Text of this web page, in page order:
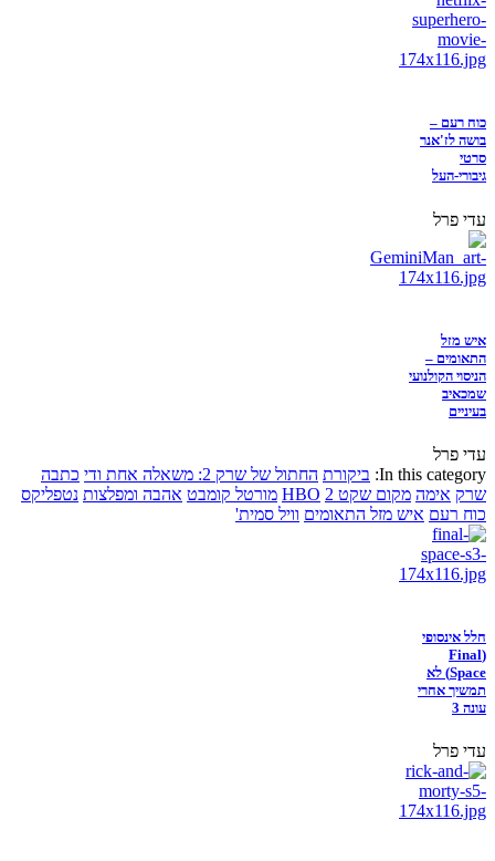
כוח רעם –
בושה לז'אנר
סרטי
גיבורי-העל
עדי פרל
איש מזל
התאומים –
הניסוי הקולנועי
שמכאיב
בעיניים
עדי פרל
In this category: ביקורת החתול של שרק 2: משאלה אחת ודי
כתבה
שרק אימה מקום שקט 2 HBO מורטל קומבט אהבה ומפלצות נטפליקס
כוח רעם איש מזל התאומים וויל סמית'
חלל אינסופי
(Final
Space) לא
תמשיך אחרי
עונה 3
עדי פרל